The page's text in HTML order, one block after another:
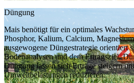
Düngung
Mais benötigt für ein optimales
Phosphor, Kalium, Calcium,
ausgewogene Düngestrategie orientiert
Bodenanalysen und dem Ertragsziel.
Düngung lassen sich Erträge steigern
Umweltbelastungen reduzieren.